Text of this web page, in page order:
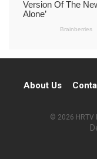
About Us
© 2026 HRTV